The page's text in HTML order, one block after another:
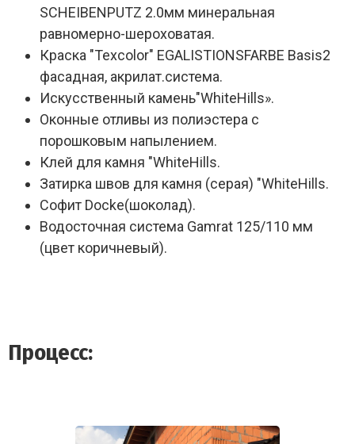
SCHEIBENPUTZ 2.0мм минеральная
равномерно-шероховатая.
Краска "Texcolor" EGALISTIONSFARBE Basis2
фасадная, акрилат.система.
Искусственный камень"WhiteHills».
Оконные отливы из полиэстера с
порошковым напылением.
Клей для камня "WhiteHills.
Затирка швов для камня (серая) "WhiteHills.
Софит Docke(шоколад).
Водосточная система Gamrat 125/110 мм
(цвет коричневый).
Процесс: